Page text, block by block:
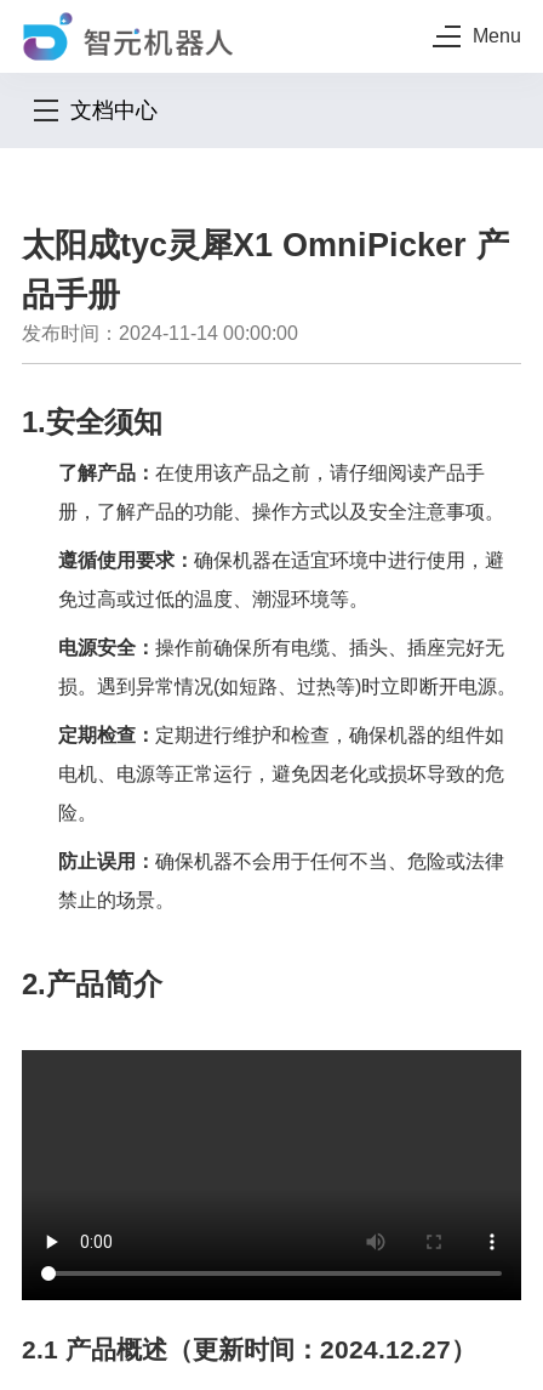
Menu
文档中心
太阳成tyc灵犀X1 OmniPicker 产
品手册
发布时间：2024-11-14 00:00:00
1.安全须知
了解产品： 在使用该产品之前，请仔细阅读产品手
册，了解产品的功能、操作方式以及安全注意事项。
遵循使用要求： 确保机器在适宜环境中进行使用，避
免过高或过低的温度、潮湿环境等。
电源安全： 操作前确保所有电缆、插头、插座完好无
损。遇到异常情况(如短路、过热等)时立即断开电源。
定期检查： 定期进行维护和检查，确保机器的组件如
电机、电源等正常运行，避免因老化或损坏导致的危
险。
防止误用： 确保机器不会用于任何不当、危险或法律
禁止的场景。
2.产品简介
2.1 产品概述（更新时间：2024.12.27）